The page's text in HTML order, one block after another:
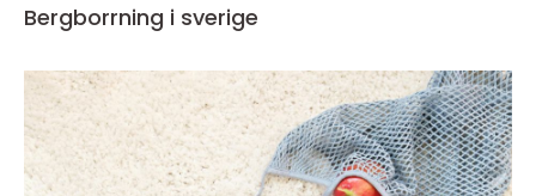
Bergborrning i sverige